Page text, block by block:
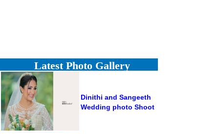
Latest Photo Gallery
Dinithi and Sangeeth
Wedding photo Shoot